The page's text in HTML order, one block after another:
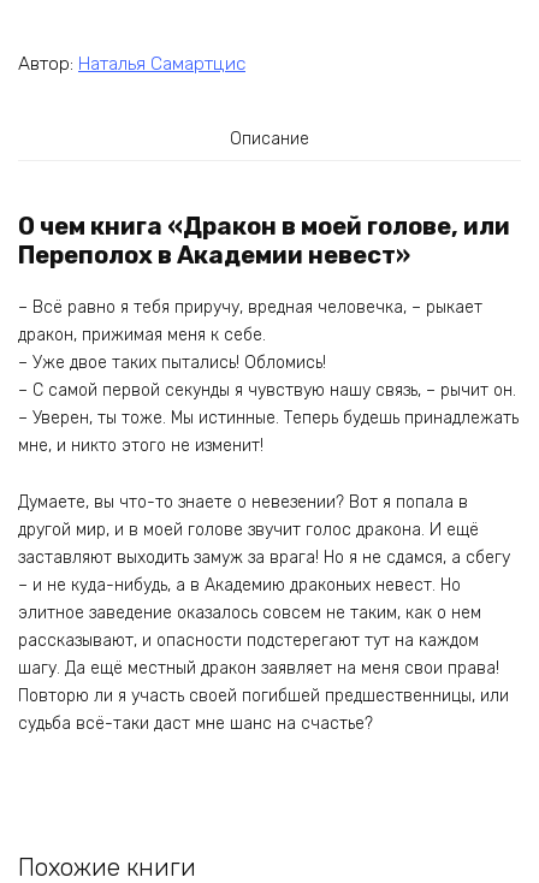
Автор: Наталья Самартцис
Описание
О чем книга «Дракон в моей голове, или
Переполох в Академии невест»
– Всё равно я тебя приручу, вредная человечка, – рыкает
дракон, прижимая меня к себе.
– Уже двое таких пытались! Обломись!
– С самой первой секунды я чувствую нашу связь, – рычит он.
– Уверен, ты тоже. Мы истинные. Теперь будешь принадлежать
мне, и никто этого не изменит!
Думаете, вы что-то знаете о невезении? Вот я попала в
другой мир, и в моей голове звучит голос дракона. И ещё
заставляют выходить замуж за врага! Но я не сдамся, а сбегу
– и не куда-нибудь, а в Академию драконьих невест. Но
элитное заведение оказалось совсем не таким, как о нем
рассказывают, и опасности подстерегают тут на каждом
шагу. Да ещё местный дракон заявляет на меня свои права!
Повторю ли я участь своей погибшей предшественницы, или
судьба всё-таки даст мне шанс на счастье?
Похожие книги